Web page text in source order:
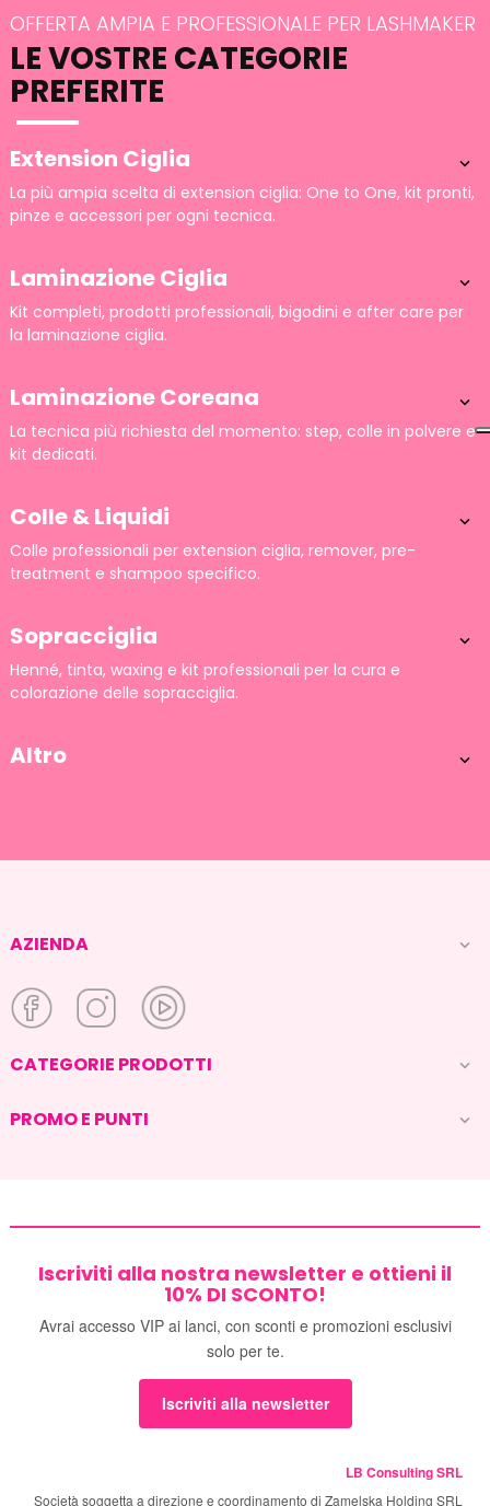
OFFERTA AMPIA E PROFESSIONALE PER LASHMAKER
LE VOSTRE CATEGORIE
PREFERITE
Extension Ciglia 
La più ampia scelta di extension ciglia: One to One, kit pronti,
pinze e accessori per ogni tecnica.
Laminazione Ciglia 
Kit completi, prodotti professionali, bigodini e after care per
la laminazione ciglia.
Laminazione Coreana 
La tecnica più richiesta del momento: step, colle in polvere e
kit dedicati.
Colle & Liquidi 
Colle professionali per extension ciglia, remover, pre-
treatment e shampoo specifico.
Sopracciglia 
Henné, tinta, waxing e kit professionali per la cura e
colorazione delle sopracciglia.
Altro 
AZIENDA 
CATEGORIE PRODOTTI 
PROMO E PUNTI 
Iscriviti alla nostra newsletter e ottieni il
10% DI SCONTO!
Avrai accesso VIP ai lanci, con sconti e promozioni esclusivi
solo per te.
Iscriviti alla newsletter
LB Consulting SRL
Società soggetta a direzione e coordinamento di Zamelska Holding SRL